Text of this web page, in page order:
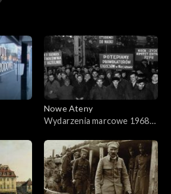
Nowe Ateny
Wydarzenia marcowe 1968